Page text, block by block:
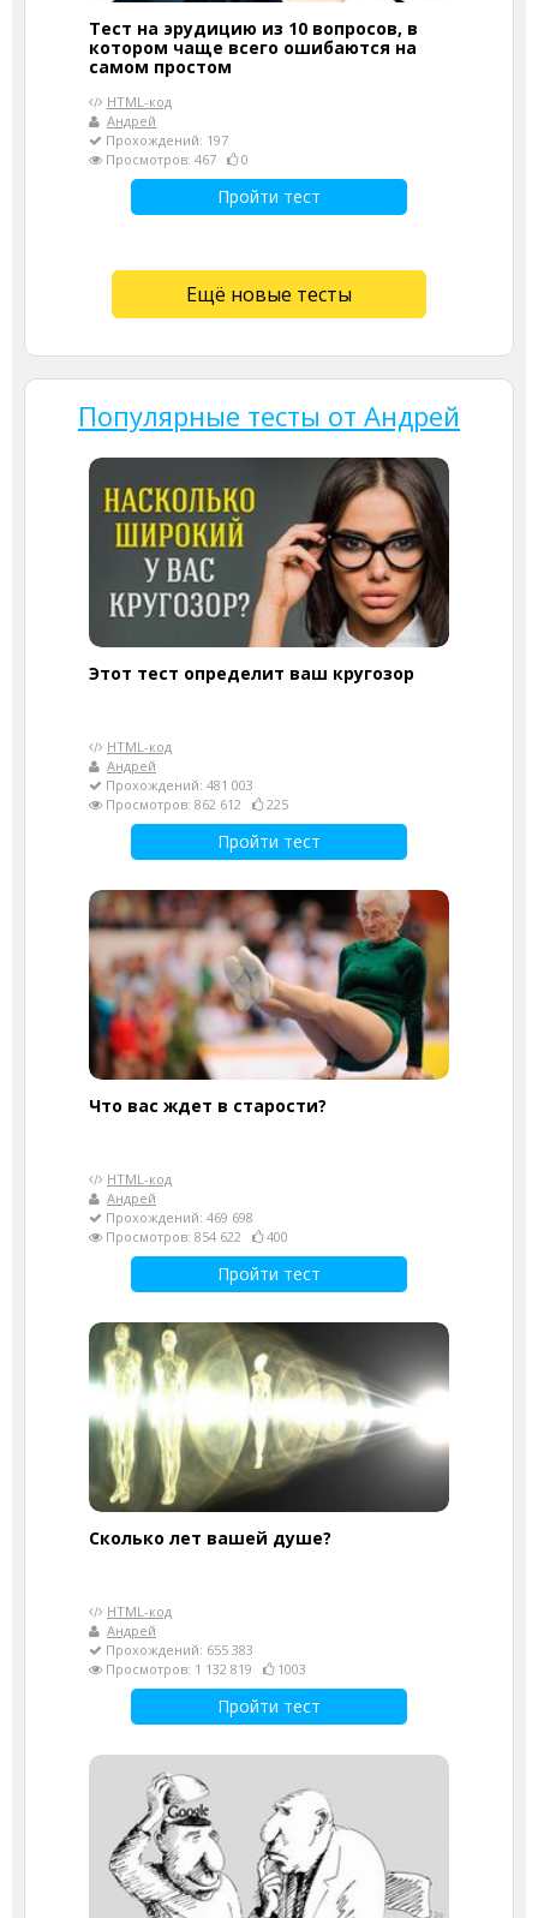
Тест на эрудицию из 10 вопросов, в
котором чаще всего ошибаются на
самом простом
HTML-код
Андрей
Прохождений: 197
Просмотров: 467
0
Пройти тест
Ещё новые тесты
Популярные тесты от Андрей
Этот тест определит ваш кругозор
HTML-код
Андрей
Прохождений: 481 003
Просмотров: 862 612
225
Пройти тест
Что вас ждет в старости?
HTML-код
Андрей
Прохождений: 469 698
Просмотров: 854 622
400
Пройти тест
Cколько лет вашей душе?
HTML-код
Андрей
Прохождений: 655 383
Просмотров: 1 132 819
1003
Пройти тест